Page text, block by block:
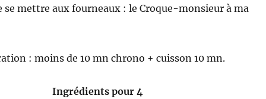
se mettre aux fourneaux : le Croque-monsieur à ma
: moins de 10 mn chrono + cuisson 10 mn.
Ingrédients pour 4